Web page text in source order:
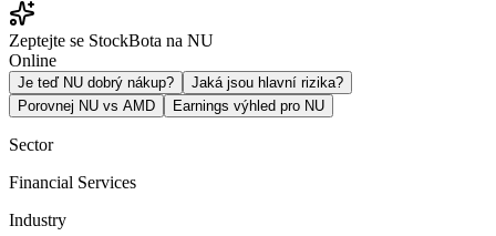
Zeptejte se StockBota na NU
Online
Je teď NU dobrý nákup?
Jaká jsou hlavní rizika?
Porovnej NU vs AMD
Earnings výhled pro NU
Sector
Financial Services
Industry